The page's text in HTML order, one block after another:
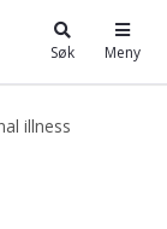
Søk Meny
illness